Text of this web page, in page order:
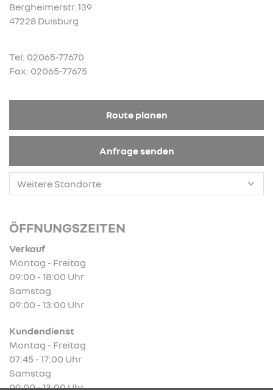
Bergheimerstr. 139
47228 Duisburg
Tel: 02065-77670
Fax: 02065-77675
Route planen
Anfrage senden
ÖFFNUNGSZEITEN
Verkauf
Montag - Freitag
09:00 - 18:00 Uhr
Samstag
09:00 - 13:00 Uhr
Kundendienst
Montag - Freitag
07:45 - 17:00 Uhr
Samstag
09:00 - 13:00 Uhr